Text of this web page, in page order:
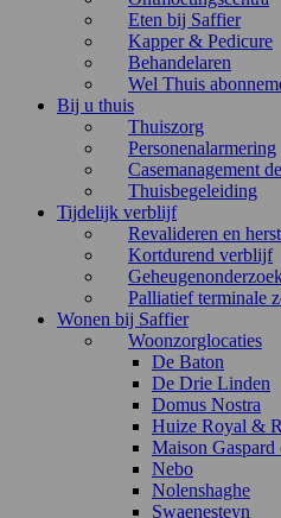
Eten bij Saffier
Kapper & Pedicure
Behandelaren
Wel Thuis
Bij u thuis
Thuiszorg
Personenalarmering
Casemanagement
Thuisbegeleiding
Tijdelijk verblijf
Revalideren en
Kortdurend verblijf
Palliatief terminale
Wonen bij Saffier
Woonzorglocaties
De Baton
De Drie Linden
Domus Nostra
Huize Royal &
Maison
Nebo
Nolenshaghe
Swaenesteyn